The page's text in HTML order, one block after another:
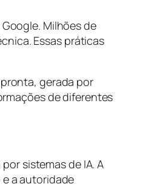
Milhões de
Essas práticas
gerada por
de diferentes
sistemas de IA. A
e a autoridade